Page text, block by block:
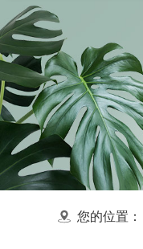
您的位置：